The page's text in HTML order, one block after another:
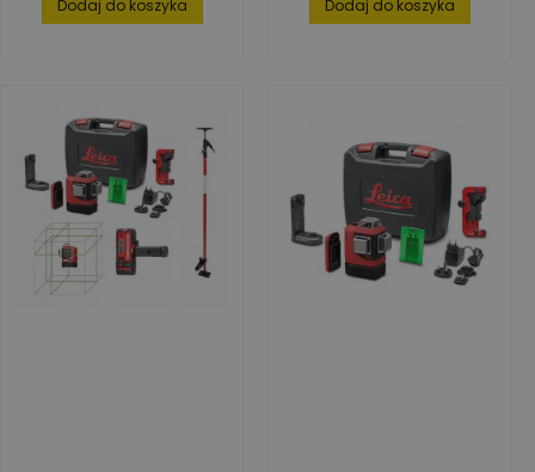
Dodaj do koszyka Dodaj do koszyka